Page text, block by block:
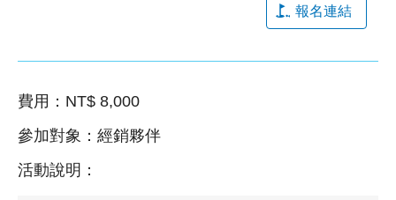
報名連結
費用：NT$ 8,000
參加對象：經銷夥伴
活動說明：